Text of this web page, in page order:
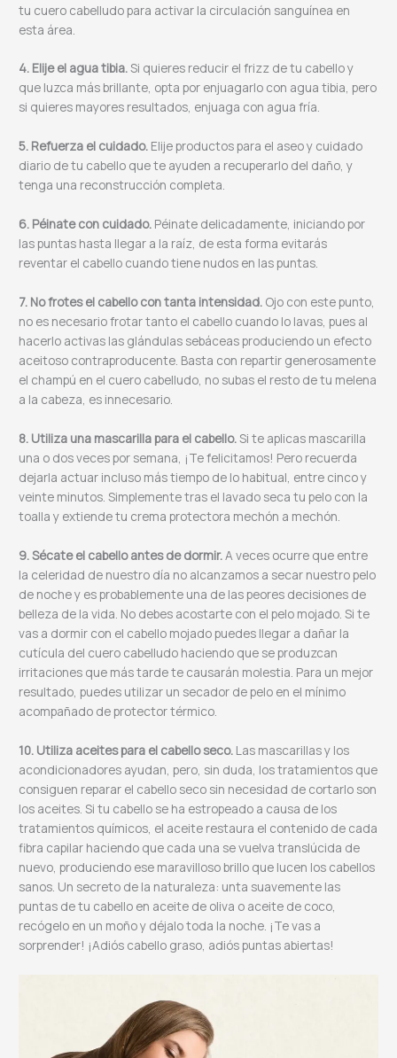
tu cuero cabelludo para activar la circulación sanguínea en
esta área.
4. Elije el agua tibia.Si quieres reducir el frizz de tu cabello y
que luzca más brillante, opta por enjuagarlo con agua tibia, pero
si quieres mayores resultados, enjuaga con agua fría.
5. Refuerza el cuidado. Elije productos para el aseo y cuidado
diario de tu cabello que te ayuden a recuperarlo del daño, y
tenga una reconstrucción completa.
6. Péinate con cuidado. Péinate delicadamente, iniciando por
las puntas hasta llegar a la raíz, de esta forma evitarás
reventar el cabello cuando tiene nudos en las puntas.
7. No frotes el cabello con tanta intensidad. Ojo con este punto,
no es necesario frotar tanto el cabello cuando lo lavas, pues al
hacerlo activas las glándulas sebáceas produciendo un efecto
aceitoso contraproducente. Basta con repartir generosamente
el champú en el cuero cabelludo, no subas el resto de tu melena
a la cabeza, es innecesario.
8. Utiliza una mascarilla para el cabello.Si te aplicas mascarilla
una o dos veces por semana, ¡Te felicitamos! Pero recuerda
dejarla actuar incluso más tiempo de lo habitual, entre cinco y
veinte minutos. Simplemente tras el lavado seca tu pelo con la
toalla y extiende tu crema protectora mechón a mechón.
9. Sécate el cabello antes de dormir.A veces ocurre que entre
la celeridad de nuestro día no alcanzamos a secar nuestro pelo
de noche y es probablemente una de las peores decisiones de
belleza de la vida. No debes acostarte con el pelo mojado. Si te
vas a dormir con el cabello mojado puedes llegar a dañar la
cutícula del cuero cabelludo haciendo que se produzcan
irritaciones que más tarde te causarán molestia. Para un mejor
resultado, puedes utilizar un secador de pelo en el mínimo
acompañado de protector térmico.
10. Utiliza aceites para el cabello seco. Las mascarillas y los
acondicionadores ayudan, pero, sin duda, los tratamientos que
consiguen reparar el cabello seco sin necesidad de cortarlo son
los aceites. Si tu cabello se ha estropeado a causa de los
tratamientos químicos, el aceite restaura el contenido de cada
fibra capilar haciendo que cada una se vuelva translúcida de
nuevo, produciendo ese maravilloso brillo que lucen los cabellos
sanos. Un secreto de la naturaleza: unta suavemente las
puntas de tu cabello en aceite de oliva o aceite de coco,
recógelo en un moño y déjalo toda la noche. ¡Te vas a
sorprender! ¡Adiós cabello graso, adiós puntas abiertas!